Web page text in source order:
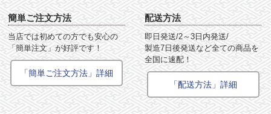
簡単ご注文方法
当店では初めての方でも安心の
「簡単注文」が好評です！
「簡単ご注文方法」詳細
配送方法
即日発送/2～3日内発送/
製造7日後発送など全ての商品を
全国に速配！
「配送方法」詳細